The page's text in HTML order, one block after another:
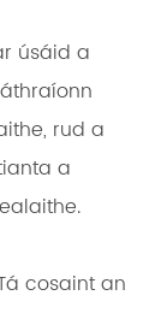
úsáid a
rud a
a
cosaint an